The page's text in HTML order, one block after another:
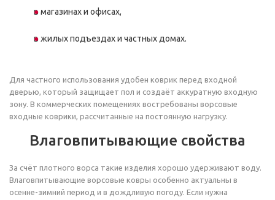
в магазинах и офисах,
в жилых подъездах и частных домах.
Для частного использования удобен коврик перед входной
дверью, который защищает пол и создаёт аккуратную входную
зону. В коммерческих помещениях востребованы ворсовые
входные коврики, рассчитанные на постоянную нагрузку.
Влаговпитывающие свойства
За счёт плотного ворса такие изделия хорошо удерживают воду.
Влаговпитывающие ворсовые ковры особенно актуальны в
осенне-зимний период и в дождливую погоду. Если нужна